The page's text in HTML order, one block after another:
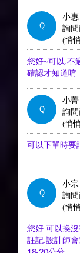
Q
小惠
詢
(悄
您好~可以.不
確認才知道唷
Q
小菁
詢
(悄
可以下單時要
Q
小宗
詢
(悄
您好 可以換
註記.設計師